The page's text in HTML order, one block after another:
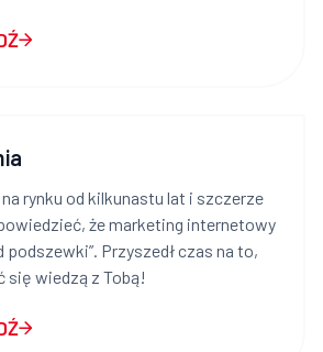
na rynku od kilkunastu lat i szczerze
że marketing internetowy
podszewki”. Przyszedł czas na to,
się wiedzą z Tobą!